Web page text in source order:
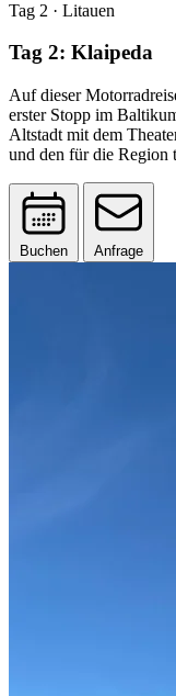
Tag 2 · Litauen
Tag 2: Klaipeda
Auf dieser
erster Stopp im
Altstadt mit dem
und den für die Region
Buchen Anfrage